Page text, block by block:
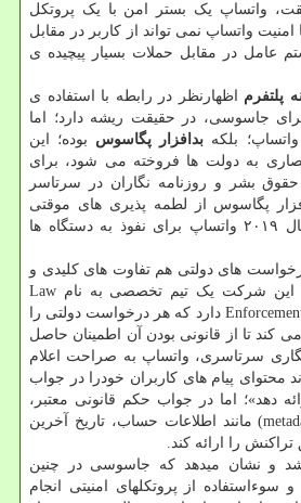
واتساپ یک بستر امن با یک پروتکل
واتساپ نمی تواند از کاربر در مقابل
عامل در مقابل حملات بسیار پیچیده ی
پلتفرم اظهارنظر در رابطه با استفاده ی
جاسوسی، در حقیقت ریشه دارد؛ اما
بلکه بدافزار پگاسوس بوده؛ این
به دولت ها فروخته می شود، برای
بشر و روزنامه نگاران در سرتاسر
پگاسوس از لطمه پذیری های موقتی
مانند حفره ی امنیتی سال ۲۰۱۹ واتساپ برای نفوذ به دستگاه ها
های دولتی هم تفاوت های کلیدی و
فاحشی را نشان میدهد. این شرکت یک تیم تخصصی به نام Law
Enforcement Response Team (LERT) دارد که هر درخواست دولتی را
تا از قانونی بودن آن اطمینان حاصل
سرتاسری، واتساپ به صراحت اعلام
محتوای پیام های کاربران خودرا در جواب
دهد»؛ اما در جواب حکم قانونی معتبر،
می تواند فراداده ها (metadata) مانند اطلاعات حساب، تاریخ آخرین
و نشان میدهد که جاسوسی در چنین
سوءاستفاده از پروتکلهای امنیتی انجام